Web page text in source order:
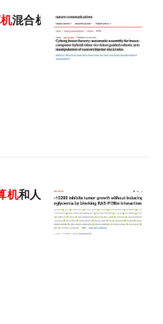
混合机器人自动生产线
机和人工智能开发的一种抗癌